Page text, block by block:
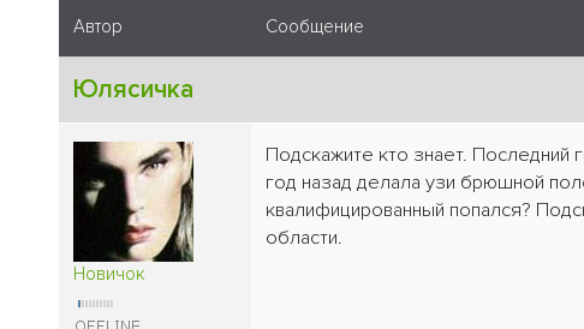
Автор Сообщение
Юлясичка
Новичок
Подскажите кто знает. Последний
год назад делала узи брюшной
квалифицированный попался?
области.